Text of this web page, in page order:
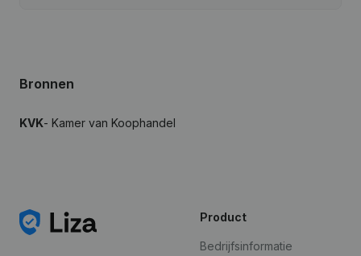
Bronnen
KVK- Kamer van Koophandel
Product
Bedrijfsinformatie